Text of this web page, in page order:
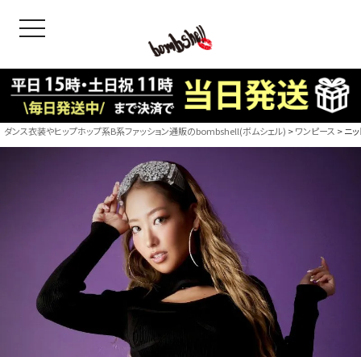
toggle navigation
B/bomb
ダンス衣装やヒップホップ系B系ファッション通販のbombshell(ボムシェル) ワンピース ニ